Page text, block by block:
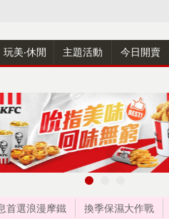
玩美‧休閒 主題活動 今日開賣
首選浪漫摩鐵 換季保濕大作戰